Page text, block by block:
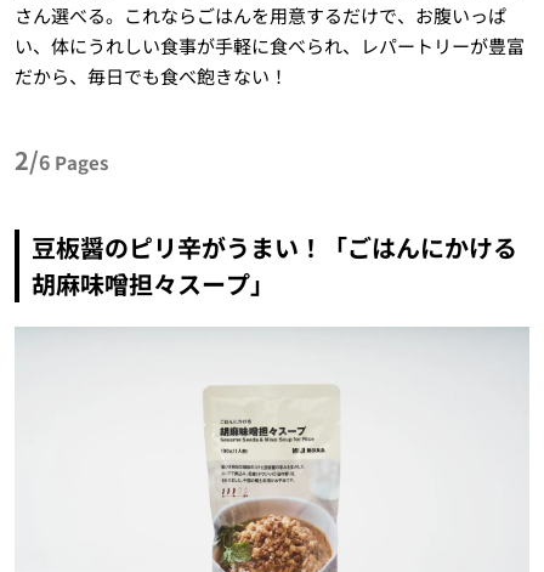
さん選べる。これならごはんを用意するだけで、お腹いっぱ
い、体にうれしい食事が手軽に食べられ、レパートリーが豊富
だから、毎日でも食べ飽きない！
2/6 Pages
豆板醤のピリ辛がうまい！「ごはんにかける
胡麻味噌担々スープ」